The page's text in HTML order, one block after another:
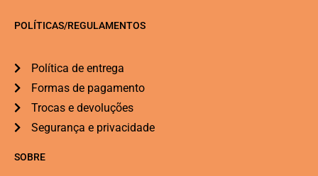
POLÍTICAS/REGULAMENTOS
Política de entrega
Formas de pagamento
Trocas e devoluções
Segurança e privacidade
SOBRE